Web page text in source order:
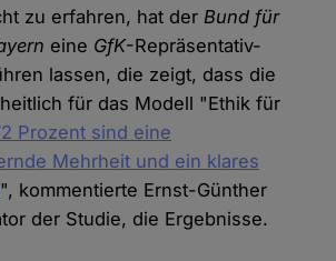
zu erfahren, hat der Bund für
eine GfK-Repräsentativ-
lassen, die zeigt, dass die
für das Modell "Ethik für
Prozent sind eine
Mehrheit und ein klares
", kommentierte Ernst-Günther
der Studie, die Ergebnisse.